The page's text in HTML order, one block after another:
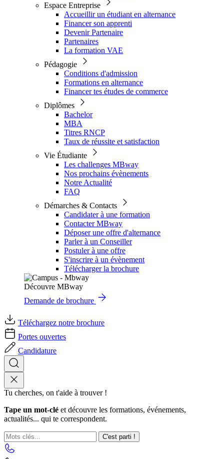
Espace Entreprise
Accueillir un étudiant en alternance
Financer son apprenti
Devenir Partenaire
Partenaires
La formation VAE
Pédagogie
Conditions d'admission
Formations en alternance
Financer tes études de commerce
Diplômes
Bachelor
MBA
Titres RNCP
Taux de réussite et satisfaction
Vie Étudiante
Les challenges MBway
Nos prochains évènements
Notre Actualité
FAQ
Démarches & Contacts
Candidater à une formation
Contacter MBway
Déposer une offre d'alternance
Parler à un Conseiller
Postuler à une offre
S'inscrire à un évènement
Télécharger la brochure
Découvre MBway
Demande de brochure
Téléchargez notre brochure
Portes ouvertes
Candidature
Tu cherches, on t'aide à trouver !
Tape un mot-clé et découvre les formations, événements,
actualités... qui te correspondent.
C'est parti !